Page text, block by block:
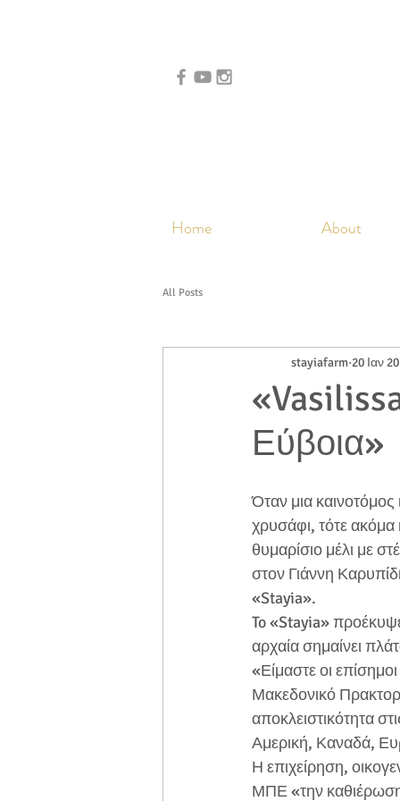
Home About
All Posts
Εύβοια»
stayiafarm 20 Ιαν
Όταν μια
χρυσάφι, τότε ακόμα
θυμαρίσιο μέλι με
στον Γιάννη
«Stayia».
To «Stayia»
αρχαία σημαίνει
«Είμαστε οι
Μακεδονικό
αποκλειστικότητα
Αμερική, Καναδά,
Η επιχείρηση,
ΜΠΕ «την καθιέρωση